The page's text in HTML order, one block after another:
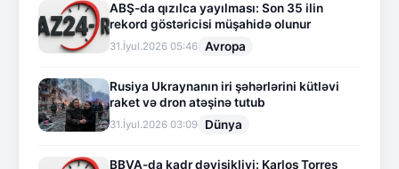
ABŞ-da qızılca yayılması: Son 35 ilin
rekord göstəricisi müşahidə olunur
31.İyul.2026 05:46 Avropa
Rusiya Ukraynanın iri şəhərlərini kütləvi
raket və dron atəşinə tutub
31.İyul.2026 03:09 Dünya
BBVA-da kadr dəyişikliyi: Karlos Torres